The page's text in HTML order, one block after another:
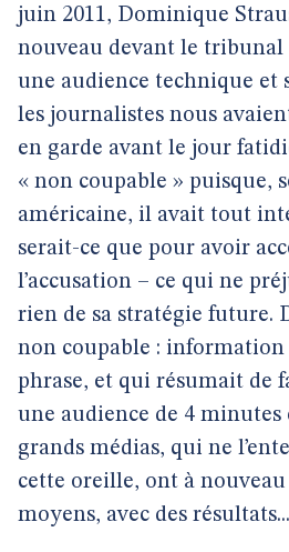
juin 2011, Dominique
nouveau devant le tribunal
une audience technique et
les journalistes nous
en garde avant le jour
« non coupable » puisque,
américaine, il avait tout
serait-ce que pour avoir
l’accusation – ce qui ne
rien de sa stratégie future.
non coupable :
phrase, et qui résumait de
une audience de 4 minutes
grands médias, qui ne
cette oreille, ont à
moyens, avec des